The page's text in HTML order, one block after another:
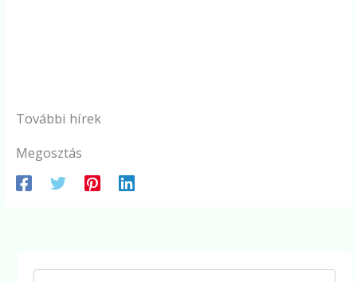
További hírek
Megosztás